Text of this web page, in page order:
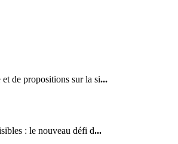
de propositions sur la si...
: le nouveau défi d...